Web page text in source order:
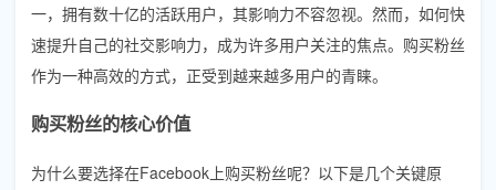
一，拥有数十亿的活跃用户，其影响力不容忽视。然而，如何快
速提升自己的社交影响力，成为许多用户关注的焦点。购买粉丝
作为一种高效的方式，正受到越来越多用户的青睐。
购买粉丝的核心价值
为什么要选择在Facebook上购买粉丝呢？以下是几个关键原